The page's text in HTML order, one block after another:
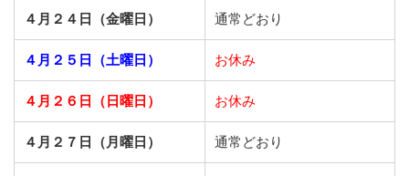
４月２４日（金曜日） 通常どおり
４月２５日（土曜日） お休み
４月２６日（日曜日） お休み
４月２７日（月曜日） 通常どおり